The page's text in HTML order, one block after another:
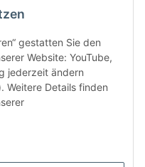
gestatten Sie den
Website: YouTube,
jederzeit ändern
Weitere Details finden
Produktsortiment per E-Mail zu.
Guschein erhalten. Für Ihren
Sie per Email nach der
Email-Adresse